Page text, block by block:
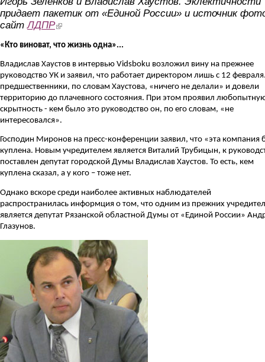
придает пакетик от «Единой России» и источник
сайтЛДПР(link is external)
«Кто виноват, что жизнь одна»...
Владислав Хаустов в интервью Vidsboku возложил вину на прежнее
руководство УК и заявил, что работает директором лишь с 12
предшественники, по словам Хаустова, «ничего не делали» и довели
территорию до плачевного состояния. При этом проявил
скрытность - кем было это руководство он, по его словам, «не
интересовался».
Господин Миронов на пресс-конференции заявил, что «эта компания
куплена. Новым учредителем является Виталий Трубицын, к
поставлен депутат городской Думы Владислав Хаустов. То есть, кем
куплена сказал, а у кого – тоже нет.
Однако вскоре среди наиболее активных наблюдателей
распространилась информция о том, что одним из прежних
является депутат Рязанской областной Думы от «Единой России»
Глазунов.
glazunov_ryazan.er_.ru_.jpg